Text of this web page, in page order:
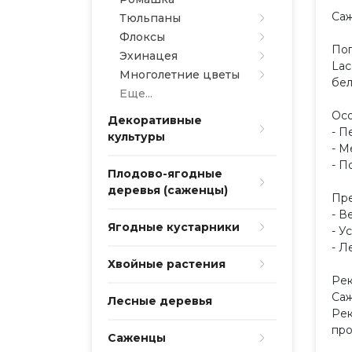
Тюльпаны
Флоксы
Эхинацея
Многолетние цветы
Еще...
Декоративные
культуры
Плодово-ягодные
деревья (саженцы)
Ягодные кустарники
Хвойные растения
Лесные деревья
Саженцы
-
-
-
-
-
-